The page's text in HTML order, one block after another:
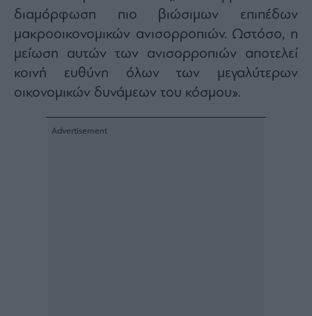
διαμόρφωση πιο βιώσιμων επιπέδων
μακροοικονομικών ανισορροπιών. Ωστόσο, η
μείωση αυτών των ανισορροπιών αποτελεί
κοινή ευθύνη όλων των μεγαλύτερων
οικονομικών δυνάμεων του κόσμου».